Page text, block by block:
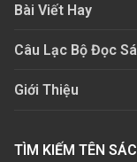
Bài Viết Hay
Câu Lạc Bộ Đọc
Giới Thiệu
TÌM KIẾM TÊN